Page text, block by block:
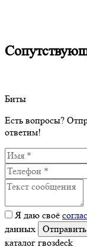
Биты
Есть вопросы?
ответим!
Я даю своё
данных
каталог гвозdeck